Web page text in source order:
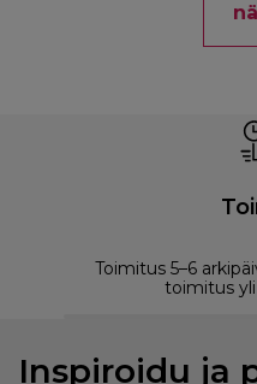
Toimitus 5–6
toimitus
Inspiroidu ja